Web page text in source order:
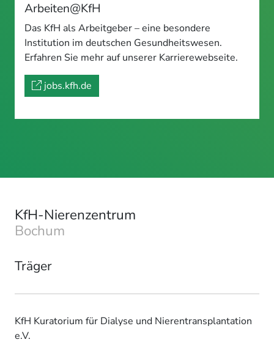
Arbeiten@KfH
Das KfH als Arbeitgeber – eine besondere
Institution im deutschen Gesundheitswesen.
Erfahren Sie mehr auf unserer Karrierewebseite.
jobs.kfh.de
KfH-Nierenzentrum
Bochum
Träger
KfH Kuratorium für Dialyse und Nierentransplantation
e.V.